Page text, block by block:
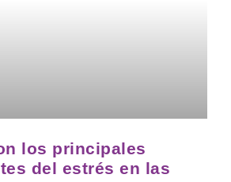
los principales
del estrés en las